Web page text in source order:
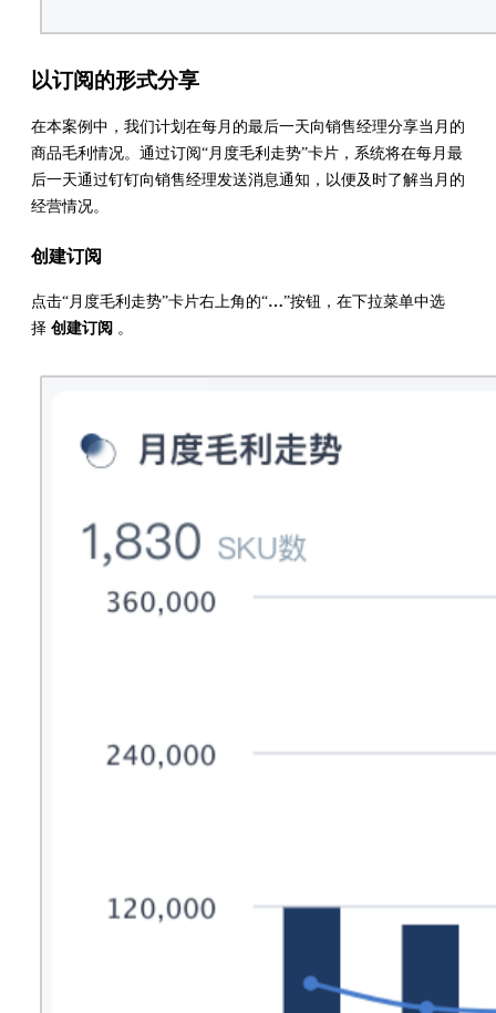
以订阅的形式分享
在本案例中，我们计划在每月的最后一天向销售经理分享当月的
商品毛利情况。通过订阅“月度毛利走势”卡片，系统将在每月最
后一天通过钉钉向销售经理发送消息通知，以便及时了解当月的
经营情况。
创建订阅
点击“月度毛利走势”卡片右上角的“…”按钮，在下拉菜单中选
择 创建订阅 。